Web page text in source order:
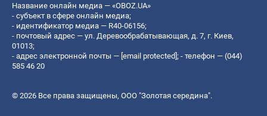
Название онлайн медиа — «OBOZ.UA»
- субъект в сфере онлайн медиа;
- идентификатор медиа — R40-06156;
- почтовый адрес — ул. Деревообрабатывающая, д. 7, г. Киев,
01013;
- адрес электронной почты — [email protected]; - телефон — (044)
585 46 20
© 2026 Все права защищены, ООО "Золотая середина".